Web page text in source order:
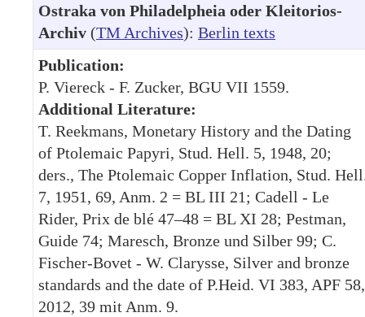
Ostraka von Philadelpheia oder Kleitorios-
Archiv (TM Archives): Berlin texts
Publication:
P. Viereck - F. Zucker, BGU VII 1559.
Additional Literature:
T. Reekmans, Monetary History and the Dating
of Ptolemaic Papyri, Stud. Hell. 5, 1948, 20;
ders., The Ptolemaic Copper Inflation, Stud.
7, 1951, 69, Anm. 2 = BL III 21; Cadell - Le
Rider, Prix de blé 47–48 = BL XI 28; Pestman,
Guide 74; Maresch, Bronze und Silber 99; C.
Fischer-Bovet - W. Clarysse, Silver and bronze
standards and the date of P.Heid. VI 383, APF 58,
2012, 39 mit Anm. 9.